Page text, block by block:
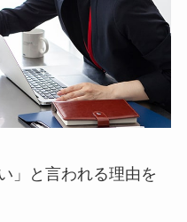
」と言われる理由を